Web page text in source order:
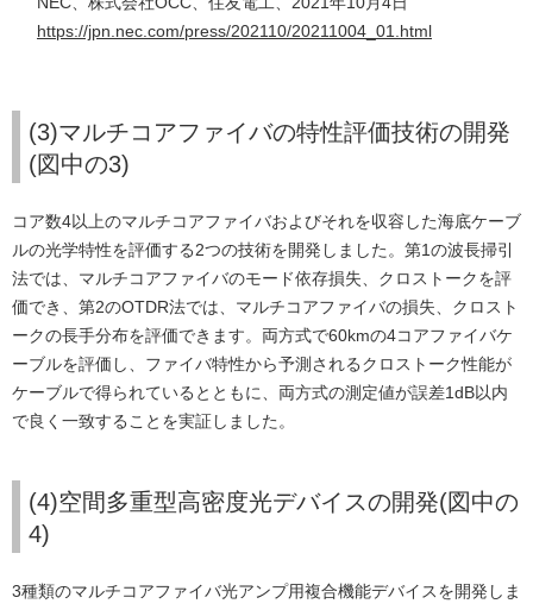
https://jpn.nec.com/press/202110/20211004_01.html
(3)マルチコアファイバの特性評価技術の開発
(図中の3)
コア数4以上のマルチコアファイバおよびそれを収容した海底ケーブ
ルの光学特性を評価する2つの技術を開発しました。第1の波長掃引
法では、マルチコアファイバのモード依存損失、クロストークを評
価でき、第2のOTDR法では、マルチコアファイバの損失、クロスト
ークの長手分布を評価できます。両方式で60kmの4コアファイバケ
ーブルを評価し、ファイバ特性から予測されるクロストーク性能が
ケーブルで得られているとともに、両方式の測定値が誤差1dB以内
で良く一致することを実証しました。
(4)空間多重型高密度光デバイスの開発(図中の
4)
3種類のマルチコアファイバ光アンプ用複合機能デバイスを開発しま